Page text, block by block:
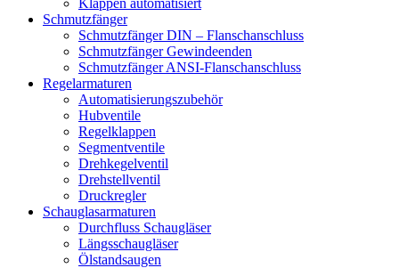
Schmutzfänger
Schmutzfänger DIN – Flanschanschluss
Schmutzfänger Gewindeenden
Schmutzfänger ANSI-Flanschanschluss
Regelarmaturen
Automatisierungszubehör
Hubventile
Regelklappen
Segmentventile
Drehkegelventil
Drehstellventil
Druckregler
Schauglas­armaturen
Durchfluss Schaugläser
Längsschaugläser
Ölstandsaugen